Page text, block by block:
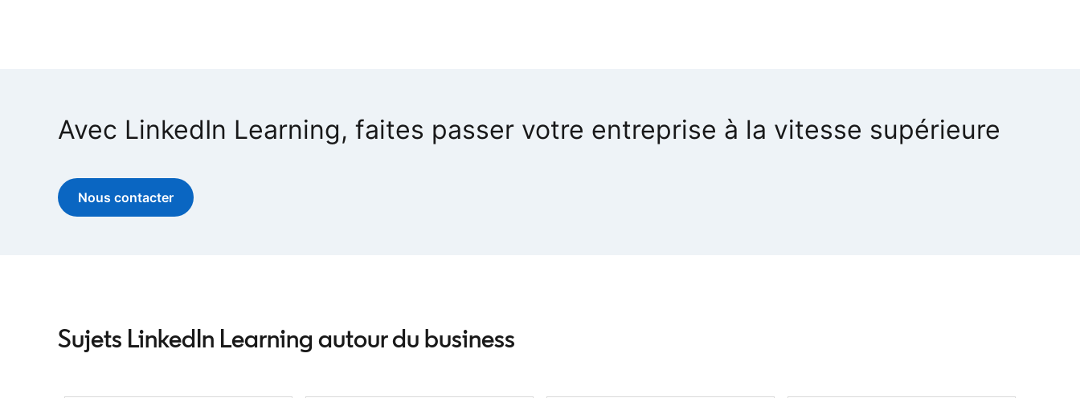
Avec LinkedIn Learning, faites passer votre entreprise à la vitesse supérieure
Nous contacter
Sujets LinkedIn Learning autour du business